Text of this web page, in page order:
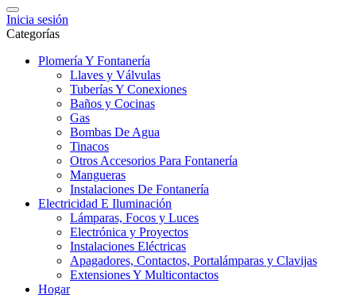
Inicia sesión
Categorías
Plomería Y Fontanería
Llaves y Válvulas
Tuberías Y Conexiones
Baños y Cocinas
Gas
Bombas De Agua
Tinacos
Otros Accesorios Para Fontanería
Mangueras
Instalaciones De Fontanería
Electricidad E Iluminación
Lámparas, Focos y Luces
Electrónica y Proyectos
Instalaciones Eléctricas
Apagadores, Contactos, Portalámparas y Clavijas
Extensiones Y Multicontactos
Hogar